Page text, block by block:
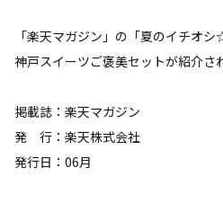
「楽天マガジン」の「夏のイチオ
神戸スイーツご褒美セットが紹介さ
掲載誌：楽天マガジン
発 行：楽天株式会社
発行日：06月